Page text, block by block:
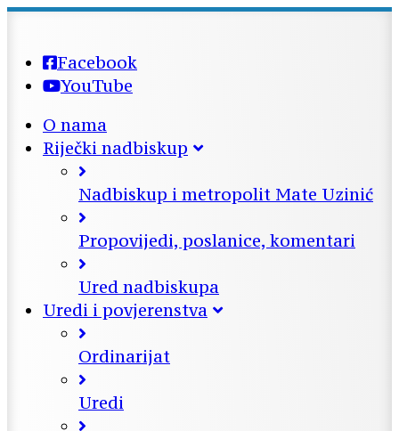
Facebook
YouTube
O nama
Riječki nadbiskup
Nadbiskup i metropolit Mate Uzinić
Propovijedi, poslanice, komentari
Ured nadbiskupa
Uredi i povjerenstva
Ordinarijat
Uredi